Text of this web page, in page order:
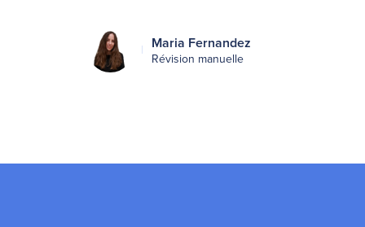
Maria Fernandez
Révision manuelle